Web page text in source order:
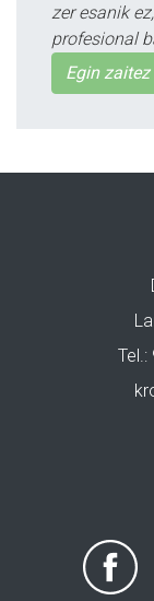
zer esanik
profesional
Egin
Tel.: